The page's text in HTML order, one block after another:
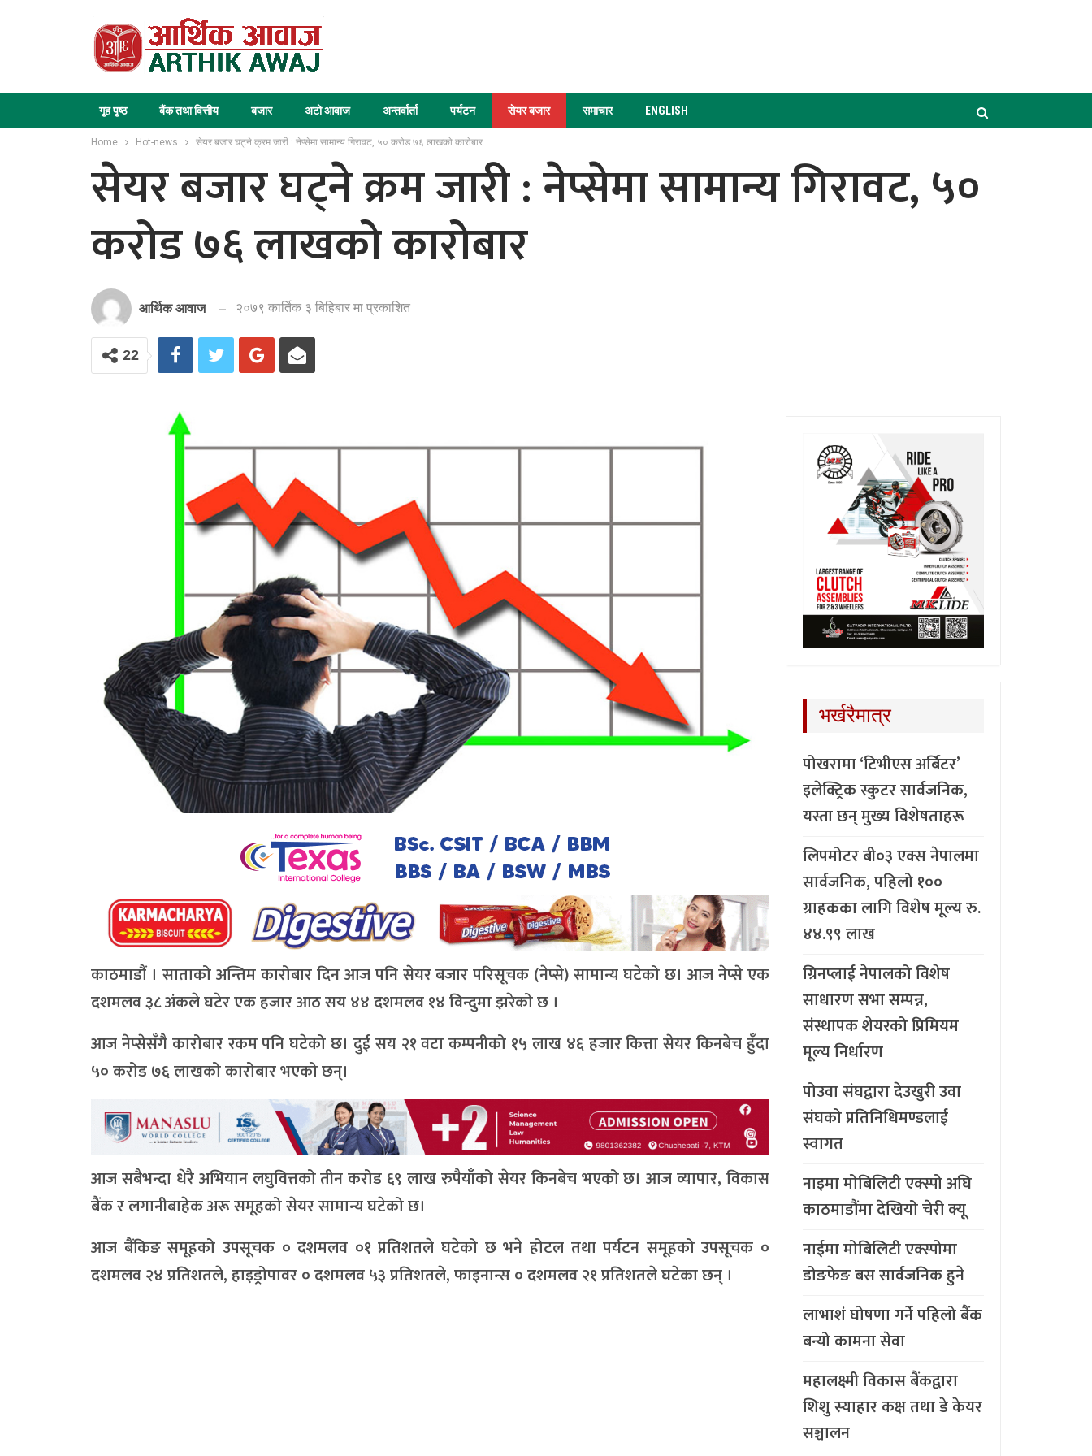
गृह पृष्ठ बैंक तथा वित्तीय बजार अटो आवाज अन्तर्वार्ता पर्यटन सेयर बजार समाचार ENGLISH
Home Hot-news सेयर बजार घट्ने क्रम जारी : नेप्सेमा सामान्य गिरावट, ५० करोड ७६ लाखको कारोबार
सेयर बजार घट्ने क्रम जारी : नेप्सेमा सामान्य गिरावट, ५०
करोड ७६ लाखको कारोबार
आर्थिक आवाज २०७९ कार्तिक ३ बिहिबार मा प्रकाशित
22
काठमाडौं । साताको अन्तिम कारोबार दिन आज पनि सेयर बजार परिसूचक (नेप्से) सामान्य घटेको छ। आज नेप्से एक
दशमलव ३८ अंकले घटेर एक हजार आठ सय ४४ दशमलव १४ विन्दुमा झरेको छ ।
आज नेप्सेसँगै कारोबार रकम पनि घटेको छ। दुई सय २१ वटा कम्पनीको १५ लाख ४६ हजार कित्ता सेयर किनबेच हुँदा
५० करोड ७६ लाखको कारोबार भएको छन्।
आज सबैभन्दा धेरै अभियान लघुवित्तको तीन करोड ६९ लाख रुपैयाँको सेयर किनबेच भएको छ। आज व्यापार, विकास
बैंक र लगानीबाहेक अरू समूहको सेयर सामान्य घटेको छ।
आज बैंकिङ समूहको उपसूचक ० दशमलव ०१ प्रतिशतले घटेको छ भने होटल तथा पर्यटन समूहको उपसूचक ०
दशमलव २४ प्रतिशतले, हाइड्रोपावर ० दशमलव ५३ प्रतिशतले, फाइनान्स ० दशमलव २१ प्रतिशतले घटेका छन् ।
भर्खरैमात्र
पोखरामा ‘टिभीएस अर्बिटर’
इलेक्ट्रिक स्कुटर सार्वजनिक,
यस्ता छन् मुख्य विशेषताहरू
लिपमोटर बी०३ एक्स नेपालमा
सार्वजनिक, पहिलो १००
ग्राहकका लागि विशेष मूल्य रु.
४४.९९ लाख
ग्रिनप्लाई नेपालको विशेष
साधारण सभा सम्पन्न,
संस्थापक शेयरको प्रिमियम
मूल्य निर्धारण
पोउवा संघद्वारा देउखुरी उवा
संघको प्रतिनिधिमण्डलाई
स्वागत
नाइमा मोबिलिटी एक्स्पो अघि
काठमाडौंमा देखियो चेरी क्यू
नाईमा मोबिलिटी एक्स्पोमा
डोङफेङ बस सार्वजनिक हुने
लाभाशं घोषणा गर्ने पहिलो बैंक
बन्यो कामना सेवा
महालक्ष्मी विकास बैंकद्वारा
शिशु स्याहार कक्ष तथा डे केयर
सञ्चालन